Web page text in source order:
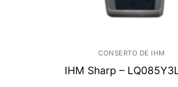
CONSERTO DE IHM
IHM Sharp –